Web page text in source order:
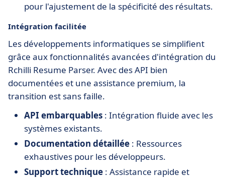
pour l'ajustement de la spécificité des résultats.
Intégration facilitée
Les développements informatiques se simplifient
grâce aux fonctionnalités avancées d'intégration du
Rchilli Resume Parser. Avec des API bien
documentées et une assistance premium, la
transition est sans faille.
API embarquables : Intégration fluide avec les
systèmes existants.
Documentation détaillée : Ressources
exhaustives pour les développeurs.
Support technique : Assistance rapide et